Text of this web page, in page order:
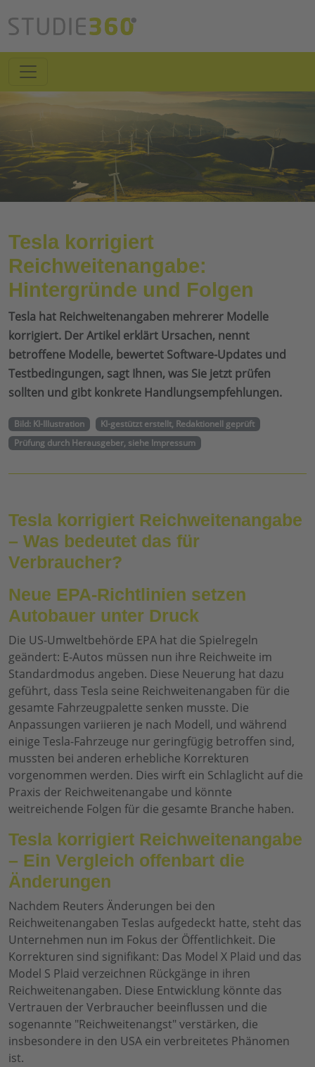
Tesla korrigiert
Reichweitenangabe:
Hintergründe und Folgen
Tesla hat Reichweitenangaben mehrerer Modelle
korrigiert. Der Artikel erklärt Ursachen, nennt
betroffene Modelle, bewertet Software-Updates und
Testbedingungen, sagt Ihnen, was Sie jetzt prüfen
sollten und gibt konkrete Handlungsempfehlungen.
Bild: KI-Illustration
KI-gestützt erstellt, Redaktionell geprüft
Prüfung durch Herausgeber, siehe Impressum
Tesla korrigiert Reichweitenangabe
– Was bedeutet das für
Verbraucher?
Neue EPA-Richtlinien setzen
Autobauer unter Druck
Die US-Umweltbehörde EPA hat die Spielregeln
geändert: E-Autos müssen nun ihre Reichweite im
Standardmodus angeben. Diese Neuerung hat dazu
geführt, dass Tesla seine Reichweitenangaben für die
gesamte Fahrzeugpalette senken musste. Die
Anpassungen variieren je nach Modell, und während
einige Tesla-Fahrzeuge nur geringfügig betroffen sind,
mussten bei anderen erhebliche Korrekturen
vorgenommen werden. Dies wirft ein Schlaglicht auf die
Praxis der Reichweitenangabe und könnte
weitreichende Folgen für die gesamte Branche haben.
Tesla korrigiert Reichweitenangabe
– Ein Vergleich offenbart die
Änderungen
Nachdem Reuters Änderungen bei den
Reichweitenangaben Teslas aufgedeckt hatte, steht das
Unternehmen nun im Fokus der Öffentlichkeit. Die
Korrekturen sind signifikant: Das Model X Plaid und das
Model S Plaid verzeichnen Rückgänge in ihren
Reichweitenangaben. Diese Entwicklung könnte das
Vertrauen der Verbraucher beeinflussen und die
sogenannte "Reichweitenangst" verstärken, die
insbesondere in den USA ein verbreitetes Phänomen
ist.